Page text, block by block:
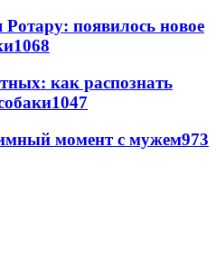
появилось новое
1068
как распознать
1047
момент с мужем973